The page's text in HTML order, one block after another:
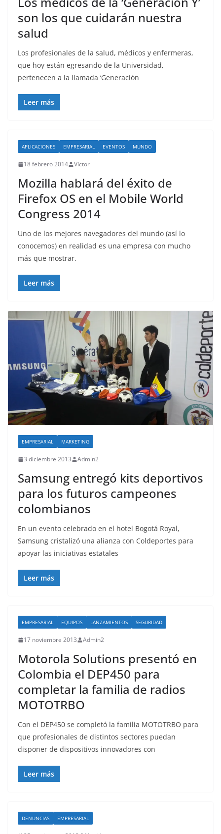
son los que cuidarán nuestra
salud
Los profesionales de la salud, médicos y enfermeras,
que hoy están egresando de la Universidad,
pertenecen a la llamada ‘Generación
Leer más
APLICACIONES EMPRESARIAL EVENTOS MUNDO
18 febrero 2014 Víctor
Mozilla hablará del éxito de
Firefox OS en el Mobile World
Congress 2014
Uno de los mejores navegadores del mundo (así lo
conocemos) en realidad es una empresa con mucho
más que mostrar.
Leer más
EMPRESARIAL MARKETING
3 diciembre 2013 Admin2
Samsung entregó kits deportivos
para los futuros campeones
colombianos
En un evento celebrado en el hotel Bogotá Royal,
Samsung cristalizó una alianza con Coldeportes para
apoyar las iniciativas estatales
Leer más
EMPRESARIAL EQUIPOS LANZAMIENTOS SEGURIDAD
17 noviembre 2013 Admin2
Motorola Solutions presentó en
Colombia el DEP450 para
completar la familia de radios
MOTOTRBO
Con el DEP450 se completó la familia MOTOTRBO para
que profesionales de distintos sectores puedan
disponer de dispositivos innovadores con
Leer más
DENUNCIAS EMPRESARIAL